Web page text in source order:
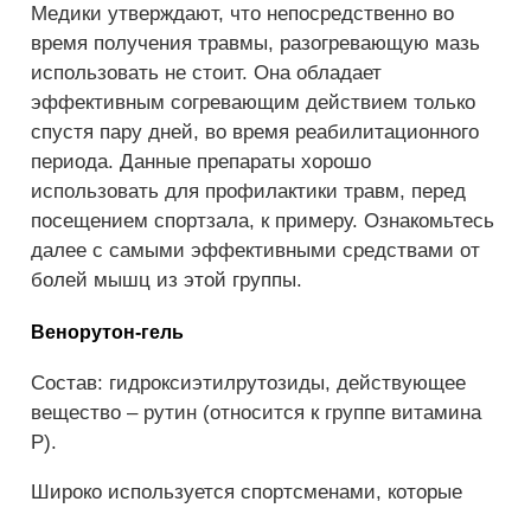
Медики утверждают, что непосредственно во
время получения травмы, разогревающую мазь
использовать не стоит. Она обладает
эффективным согревающим действием только
спустя пару дней, во время реабилитационного
периода. Данные препараты хорошо
использовать для профилактики травм, перед
посещением спортзала, к примеру. Ознакомьтесь
далее с самыми эффективными средствами от
болей мышц из этой группы.
Венорутон-гель
Состав: гидроксиэтилрутозиды, действующее
вещество – рутин (относится к группе витамина
Р).
Широко используется спортсменами, которые